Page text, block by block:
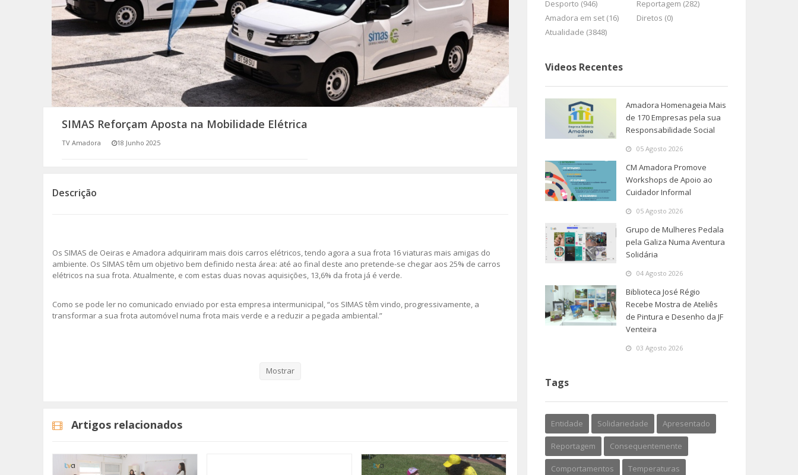
SOMOS TODOS EUROPEUS
ENCONTROS IMAGINÁRIOS
AMADORA LIGA À RESILIÊNCIA
VEMOS OUVIMOS E LEMOS
(RE) PENSAMENTOS
SIMAS Reforçam Aposta na Mobilidade Elétrica
TV Amadora 18 Junho 2025
Descrição
Os SIMAS de Oeiras e Amadora adquiriram mais dois carros elétricos, tendo agora a sua frota 16 viaturas mais amigas do
ambiente. Os SIMAS têm um objetivo bem definido nesta área: até ao final deste ano pretende-se chegar aos 25% de carros
elétricos na sua frota. Atualmente, e com estas duas novas aquisições, 13,6% da frota já é verde.
Como se pode ler no comunicado enviado por esta empresa intermunicipal, “os SIMAS têm vindo, progressivamente, a
transformar a sua frota automóvel numa frota mais verde e a reduzir a pegada ambiental.”
Categorias Noticias Atualidade
Mostrar
Artigos relacionados
Desporto (946)
Reportagem (282)
Amadora em set (16)
Diretos (0)
Atualidade (3848)
Videos Recentes
Amadora Homenageia Mais
de 170 Empresas pela sua
Responsabilidade Social
05 Agosto 2026
CM Amadora Promove
Workshops de Apoio ao
Cuidador Informal
05 Agosto 2026
Grupo de Mulheres Pedala
pela Galiza Numa Aventura
Solidária
04 Agosto 2026
Biblioteca José Régio
Recebe Mostra de Ateliês
de Pintura e Desenho da JF
Venteira
03 Agosto 2026
Tags
Entidade Solidariedade Apresentado
Reportagem Consequentemente
Comportamentos Temperaturas